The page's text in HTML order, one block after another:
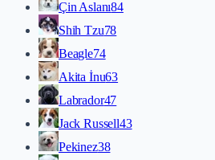
Çin Aslanı84
Shih Tzu78
Beagle74
Akita İnu63
Labrador47
Jack Russell43
Pekinez38